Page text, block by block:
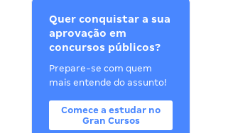
Quer conquistar a sua
aprovação em
concursos públicos?
Prepare-se com quem
mais entende do assunto!
Comece a estudar no
Gran Cursos